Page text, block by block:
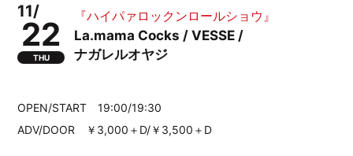
11/
22
THU
『ハイパァロックンロールショウ』
La.mama Cocks / VESSE /
ナガレルオヤジ
OPEN/START 19:00/19:30
ADV/DOOR ￥3,000＋D/￥3,500＋D